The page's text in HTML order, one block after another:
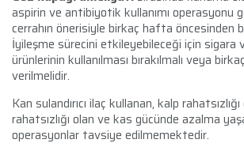
aspirin ve antibiyotik kullanımı operasyonu
cerrahın önerisiyle birkaç hafta öncesinden
İyileşme sürecini etkileyebileceği için sigara
ürünlerinin kullanılması bırakılmalı veya
verilmelidir.
Kan sulandırıcı ilaç kullanan, kalp
rahatsızlığı olan ve kas gücünde azalma
operasyonlar tavsiye edilmemektedir.